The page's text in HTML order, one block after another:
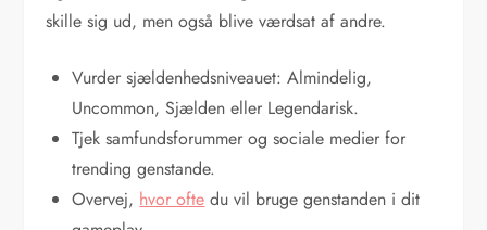
skille sig ud, men også blive værdsat af andre.
Vurder sjældenhedsniveauet: Almindelig,
Uncommon, Sjælden eller Legendarisk.
Tjek samfundsforummer og sociale medier for
trending genstande.
Overvej, hvor ofte du vil bruge genstanden i dit